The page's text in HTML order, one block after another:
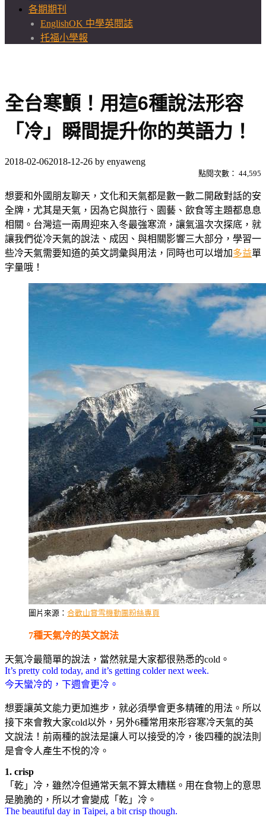
各期期刊
EnglishOK 中學英閱誌
托福小學報
全台寒顫！用這6種說法形容
「冷」瞬間提升你的英語力！
2018-02-062018-12-26 by enyaweng
點閱次數： 44,595
想要和外國朋友聊天，文化和天氣都是數一數二開啟對話的安
全牌，尤其是天氣，因為它與旅行、園藝、飲食等主題都息息
相關。台灣這一兩周迎來入冬最強寒流，讓氣溫次次探底，就
讓我們從冷天氣的說法、成因、與相關影響三大部分，學習一
些冷天氣需要知道的英文詞彙與用法，同時也可以增加多益單
字量哦！
圖片來源： 合歡山賞雪機動團粉絲專頁
7種天氣冷的英文說法
天氣冷最簡單的說法，當然就是大家都很熟悉的cold。
It’s pretty cold today, and it’s getting colder next week.
今天蠻冷的，下週會更冷。
想要讓英文能力更加進步，就必須學會更多精確的用法。所以
接下來會教大家cold以外，另外6種常用來形容寒冷天氣的英
文說法！前兩種的說法是讓人可以接受的冷，後四種的說法則
是會令人產生不悅的冷。
1. crisp
「乾」冷，雖然冷但通常天氣不算太糟糕。用在食物上的意思
是脆脆的，所以才會變成「乾」冷。
The beautiful day in Taipei, a bit crisp though.